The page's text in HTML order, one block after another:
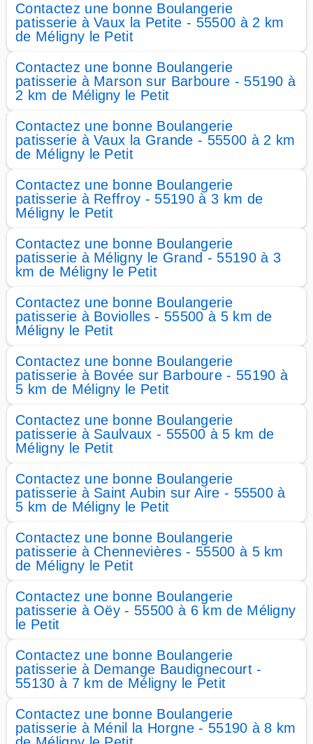
Contactez une bonne Boulangerie
patisserie à Vaux la Petite - 55500 à 2 km
de Méligny le Petit
Contactez une bonne Boulangerie
patisserie à Marson sur Barboure - 55190 à
2 km de Méligny le Petit
Contactez une bonne Boulangerie
patisserie à Vaux la Grande - 55500 à 2 km
de Méligny le Petit
Contactez une bonne Boulangerie
patisserie à Reffroy - 55190 à 3 km de
Méligny le Petit
Contactez une bonne Boulangerie
patisserie à Méligny le Grand - 55190 à 3
km de Méligny le Petit
Contactez une bonne Boulangerie
patisserie à Boviolles - 55500 à 5 km de
Méligny le Petit
Contactez une bonne Boulangerie
patisserie à Bovée sur Barboure - 55190 à
5 km de Méligny le Petit
Contactez une bonne Boulangerie
patisserie à Saulvaux - 55500 à 5 km de
Méligny le Petit
Contactez une bonne Boulangerie
patisserie à Saint Aubin sur Aire - 55500 à
5 km de Méligny le Petit
Contactez une bonne Boulangerie
patisserie à Chennevières - 55500 à 5 km
de Méligny le Petit
Contactez une bonne Boulangerie
patisserie à Oëy - 55500 à 6 km de Méligny
le Petit
Contactez une bonne Boulangerie
patisserie à Demange Baudignecourt -
55130 à 7 km de Méligny le Petit
Contactez une bonne Boulangerie
patisserie à Ménil la Horgne - 55190 à 8 km